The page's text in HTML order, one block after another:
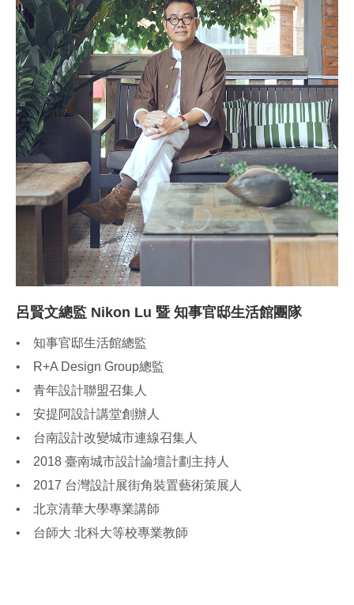
呂賢文總監 Nikon Lu 暨 知事官邸生活館團隊
• 知事官邸生活館總監
• R+A Design Group總監
• 青年設計聯盟召集人
• 安提阿設計講堂創辦人
• 台南設計改變城市連線召集人
• 2018 臺南城市設計論壇計劃主持人
• 2017 台灣設計展街角裝置藝術策展人
• 北京清華大學專業講師
• 台師大 北科大等校專業教師